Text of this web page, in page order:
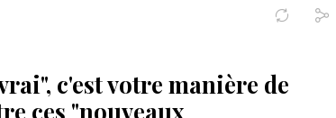
c'est votre manière de
ces "nouveaux